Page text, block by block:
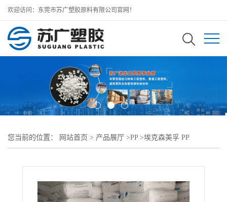
欢迎访问：东莞市苏广塑胶原料有限公司官网！
您当前的位置： 网站首页 > 产品展厅 >PP >埃克森美孚 PP